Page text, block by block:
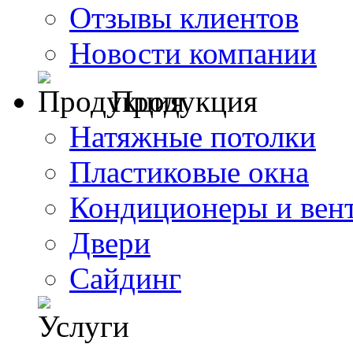
Отзывы клиентов
Новости компании
Продукция
Натяжные потолки
Пластиковые окна
Кондиционеры и
Двери
Сайдинг